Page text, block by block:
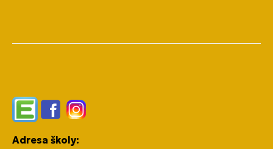
EdupageFacebookInstagram
Adresa školy: